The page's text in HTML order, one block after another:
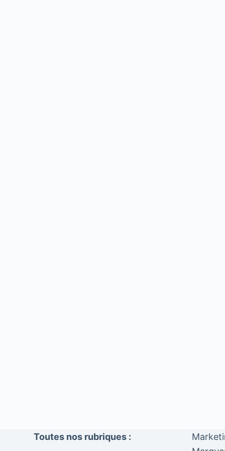
Toutes nos rubriques :